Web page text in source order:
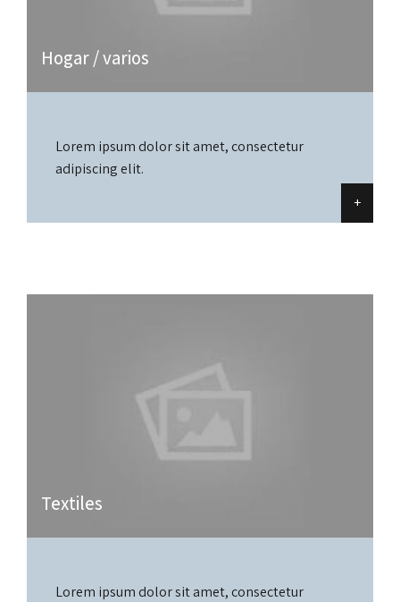
Hogar / varios
Lorem ipsum dolor sit amet, consectetur
adipiscing elit.
+
Textiles
Lorem ipsum dolor sit amet, consectetur